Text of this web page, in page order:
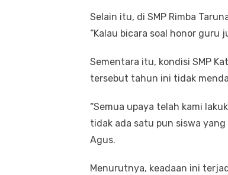
Selain itu, di SMP Rimba
“Kalau bicara soal honor guru
Sementara itu, kondisi SMP
tersebut tahun ini tidak
“Semua upaya telah kami
tidak ada satu pun siswa yang
Agus.
Menurutnya, keadaan ini